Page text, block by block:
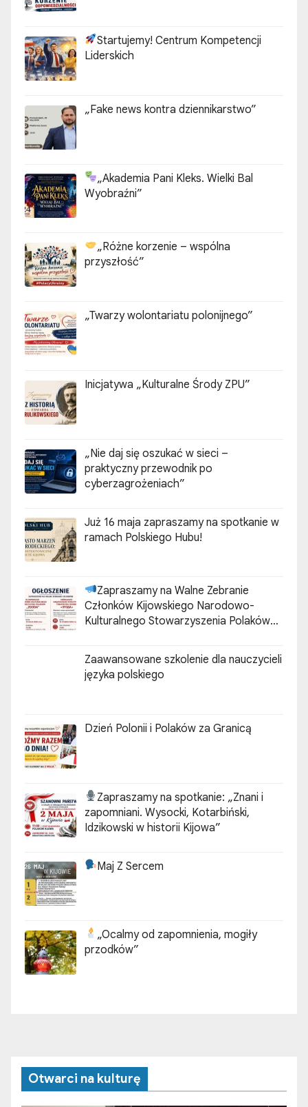
Startujemy! Centrum Kompetencji
Liderskich
„Fake news kontra dziennikarstwo”
„Akademia Pani Kleks. Wielki Bal
Wyobraźni”
„Różne korzenie – wspólna
przyszłość”
„Twarzy wolontariatu polonijnego”
Inicjatywa „Kulturalne Środy ZPU”
„Nie daj się oszukać w sieci –
praktyczny przewodnik po
cyberzagrożeniach”
Już 16 maja zapraszamy na spotkanie w
ramach Polskiego Hubu!
Zapraszamy na Walne Zebranie
Członków Kijowskiego Narodowo-
Kulturalnego Stowarzyszenia Polaków
Zaawansowane szkolenie dla nauczycieli
języka polskiego
Dzień Polonii i Polaków za Granicą
Zapraszamy na spotkanie: „Znani i
zapomniani. Wysocki, Kotarbiński,
Idzikowski w historii Kijowa”
Maj Z Sercem
„Ocalmy od zapomnienia, mogiły
przodków”
Otwarci na kulturę